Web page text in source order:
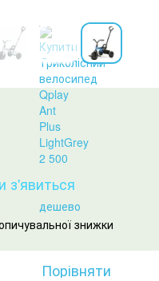
з'явиться
знижки
Порівняти